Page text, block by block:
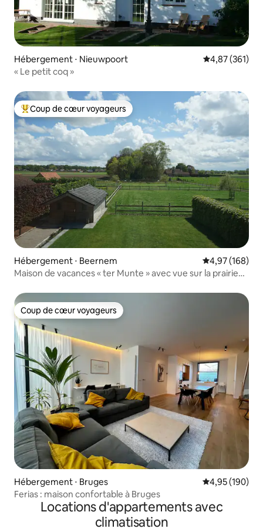
Hébergement ⋅ Nieuwpoort Évaluation
4,87 (361)
« Le petit coq »
Coups de cœur voyageurs les plus appréciés
Coup de cœur voyageurs
Hébergement ⋅ Beernem Évaluation
4,97 (168)
Maison de vacances « ter Munte » avec vue sur la prairie
Coup de cœur voyageurs
Coup de cœur voyageurs
Hébergement ⋅ Bruges Évaluation
4,95 (190)
Ferias : maison confortable à Bruges
Locations d'appartements avec
climatisation